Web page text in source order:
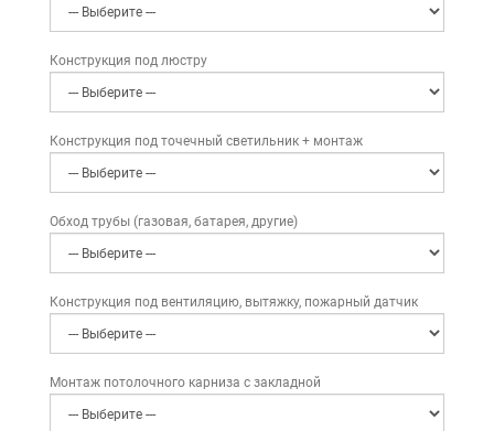
Конструкция под люстру
Конструкция под точечный светильник + монтаж
Обход трубы (газовая, батарея, другие)
Конструкция под вентиляцию, вытяжку, пожарный датчик
Монтаж потолочного карниза с закладной